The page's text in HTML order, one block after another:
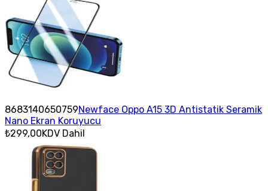
8683140650759Newface Oppo A15 3D Antistatik Seramik
Nano Ekran Koruyucu
₺299,00KDV Dahil